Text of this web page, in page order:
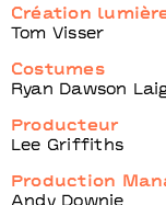
Création
Tom Visser
Costumes
Ryan Dawson
Producteur
Lee Griffiths
Production